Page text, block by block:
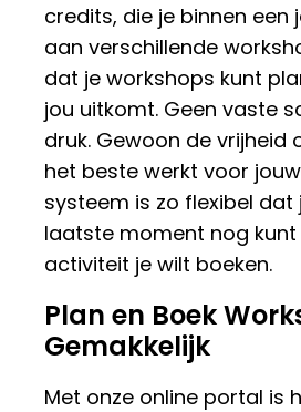
credits, die je binnen een
aan verschillende
dat je workshops kunt
jou uitkomt. Geen vaste
druk. Gewoon de vrijheid
het beste werkt voor
systeem is zo flexibel dat
laatste moment nog kunt
activiteit je wilt boeken.
Plan en Boek
Gemakkelijk
Met onze online portal is